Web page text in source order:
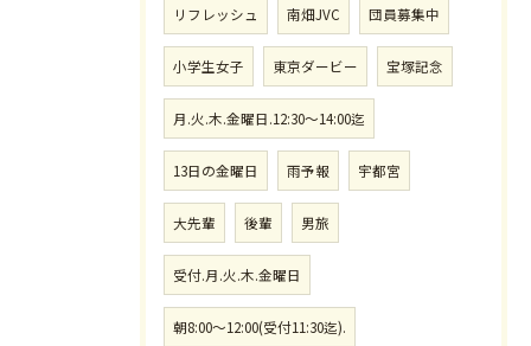
リフレッシュ 南畑JVC 団員募集中
小学生女子 東京ダービー 宝塚記念
月.火.木.金曜日.12:30〜14:00迄
13日の金曜日 雨予報 宇都宮
大先輩 後輩 男旅
受付.月.火.木.金曜日
朝8:00〜12:00(受付11:30迄).